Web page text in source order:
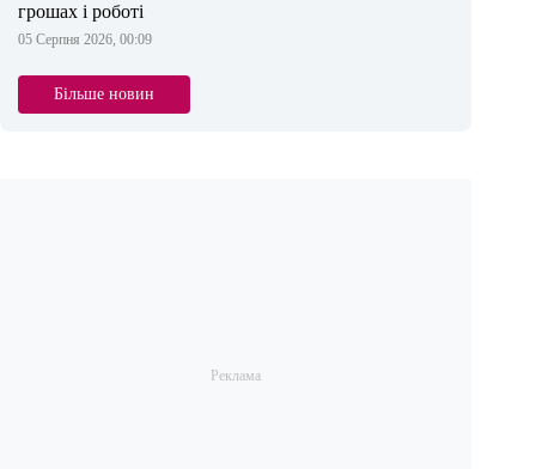
грошах і роботі
05 Серпня 2026, 00:09
Більше новин